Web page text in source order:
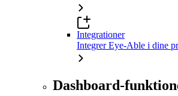
Integrationer
Integrer Eye-Able i dine
Dashboard-